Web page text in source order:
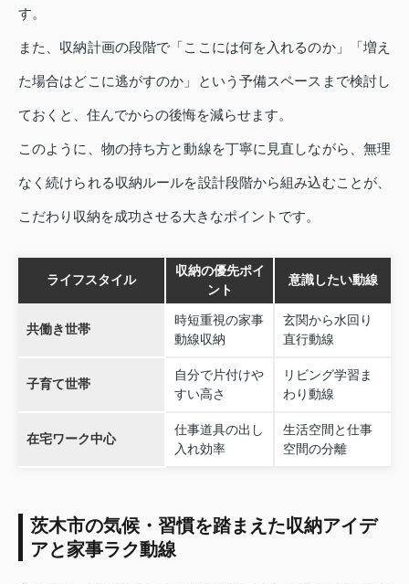
す。
また、収納計画の段階で「ここには何を入れるのか」「増え
た場合はどこに逃がすのか」という予備スペースまで検討し
ておくと、住んでからの後悔を減らせます。
このように、物の持ち方と動線を丁寧に見直しながら、無理
なく続けられる収納ルールを設計段階から組み込むことが、
こだわり収納を成功させる大きなポイントです。
ライフスタイル
収納の優先ポイ
ント
意識したい動線
共働き世帯
時短重視の家事
動線収納
玄関から水回り
直行動線
子育て世帯
自分で片付けや
すい高さ
リビング学習ま
わり動線
在宅ワーク中心
仕事道具の出し
入れ効率
生活空間と仕事
空間の分離
茨木市の気候・習慣を踏まえた収納アイデ
アと家事ラク動線